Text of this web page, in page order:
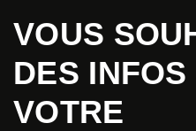
VOUS
DES INFOS
VOTRE